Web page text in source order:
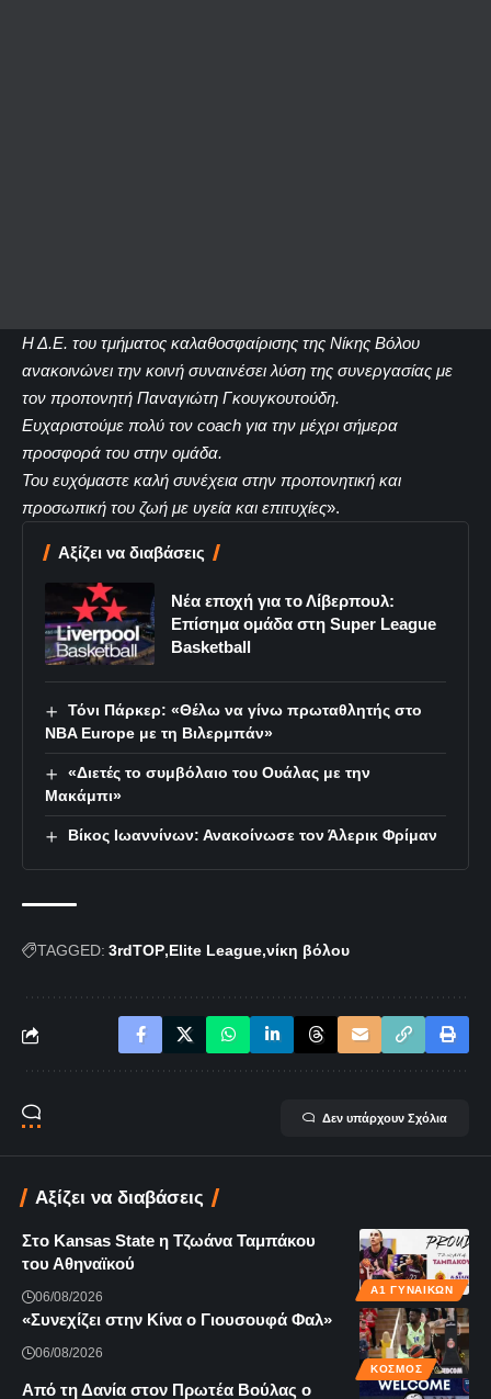
Η Δ.Ε. του τμήματος καλαθοσφαίρισης της Νίκης Βόλου
ανακοινώνει την κοινή συναινέσει λύση της συνεργασίας με
τον προπονητή Παναγιώτη Γκουγκουτούδη.
Ευχαριστούμε πολύ τον coach για την μέχρι σήμερα
προσφορά του στην ομάδα.
Του ευχόμαστε καλή συνέχεια στην προπονητική και
προσωπική του ζωή με υγεία και επιτυχίες».
Αξίζει να διαβάσεις
Νέα εποχή για το Λίβερπουλ:
Επίσημα ομάδα στη Super League
Basketball
Τόνι Πάρκερ: «Θέλω να γίνω πρωταθλητής στο
NBA Europe με τη Βιλερμπάν»
«Διετές το συμβόλαιο του Ουάλας με την
Μακάμπι»
Βίκος Ιωαννίνων: Ανακοίνωσε τον Άλερικ Φρίμαν
TAGGED: 3rdTOP Elite League νίκη βόλου
Δεν υπάρχουν Σχόλια
Αξίζει να διαβάσεις
Α1 ΓΥΝΑΙΚΏΝ
Στο Kansas State η Τζωάνα Ταμπάκου
του Αθηναϊκού
06/08/2026
ΚΌΣΜΟΣ
«Συνεχίζει στην Κίνα ο Γιουσουφά Φαλ»
06/08/2026
Από τη Δανία στον Πρωτέα Βούλας ο